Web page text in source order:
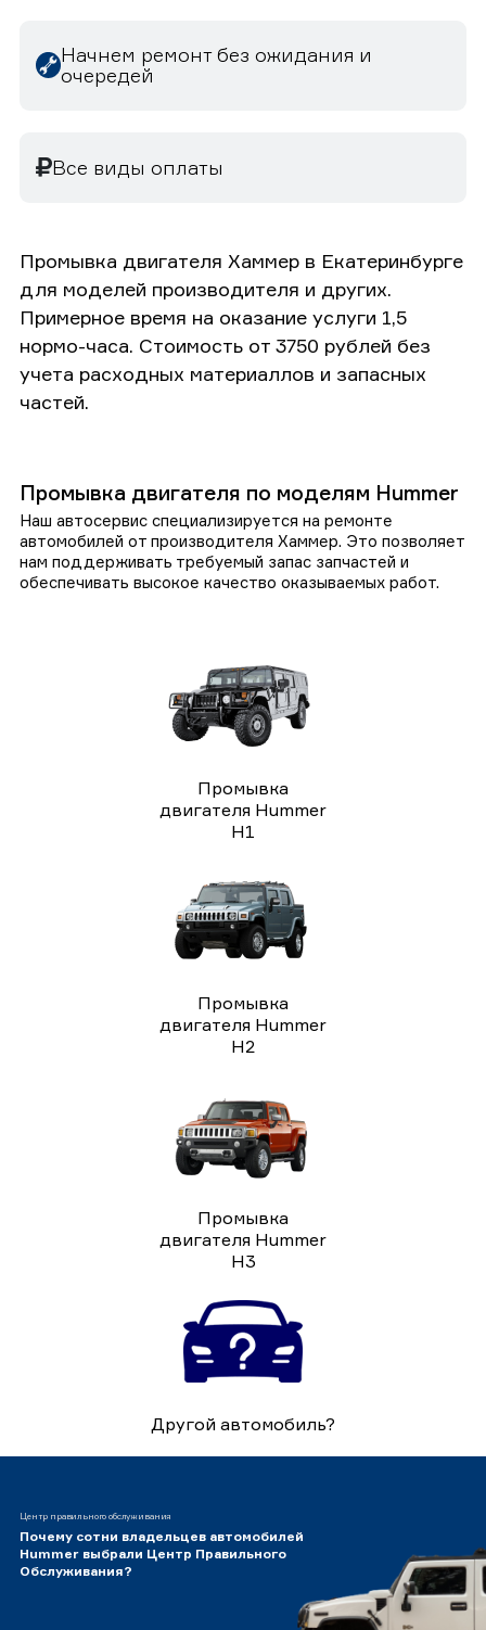
Начнем ремонт без ожидания и
очередей
Все виды оплаты
Промывка двигателя Хаммер в Екатеринбурге
для моделей производителя и других.
Примерное время на оказание услуги 1,5
нормо-часа. Стоимость от 3750 рублей без
учета расходных материаллов и запасных
частей.
Промывка двигателя по моделям Hummer
Наш автосервис специализируется на ремонте
автомобилей от производителя Хаммер. Это позволяет
нам поддерживать требуемый запас запчастей и
обеспечивать высокое качество оказываемых работ.
Промывка
двигателя Hummer
H1
Промывка
двигателя Hummer
H2
Промывка
двигателя Hummer
H3
Другой автомобиль?
Центр правильного обслуживания
Почему сотни владельцев автомобилей
Hummer выбрали Центр Правильного
Обслуживания?